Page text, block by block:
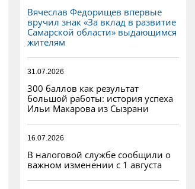
Вячеслав Федорищев впервые
вручил знак «За вклад в развитие
Самарской области» выдающимся
жителям
31.07.2026
300 баллов как результат
большой работы: история успеха
Ильи Макарова из Сызрани
16.07.2026
В налоговой службе сообщили о
важном изменении с 1 августа